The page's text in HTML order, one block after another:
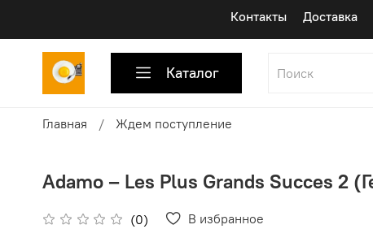
Контакты Доставка
Каталог
Главная Ждем поступление
Adamo ‎– Les Plus Grands Succes 2
(0) В избранное